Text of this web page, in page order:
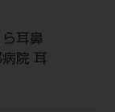
耳鼻
院 耳